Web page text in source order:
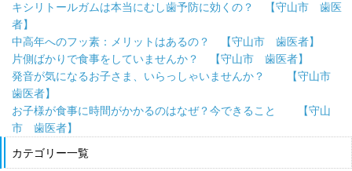
キシリトールガムは本当にむし歯予防に効くの？ 【守山市 歯医
者】
中高年へのフッ素：メリットはあるの？ 【守山市 歯医者】
片側ばかりで食事をしていませんか？ 【守山市 歯医者】
発音が気になるお子さま、いらっしゃいませんか？ 【守山市
歯医者】
お子様が食事に時間がかかるのはなぜ？今できること 【守山
市 歯医者】
カテゴリー一覧